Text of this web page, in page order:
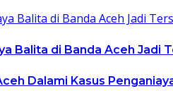
Balita di Banda Aceh Jadi
Dalami Kasus